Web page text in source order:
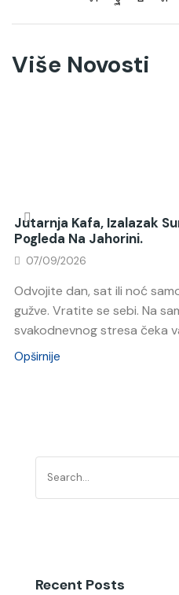
Više Novosti
Jutarnja Kafa, Izalazak
Pogleda Na Jahorini.
07/09/2026
Odvojite dan, sat ili noć
gužve. Vratite se sebi. Na
svakodnevnog stresa čeka
Opširnije
Recent Posts